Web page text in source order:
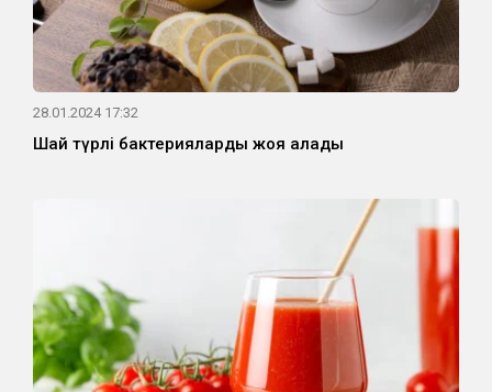
28.01.2024 17:32
Шай түрлі бактерияларды жоя алады